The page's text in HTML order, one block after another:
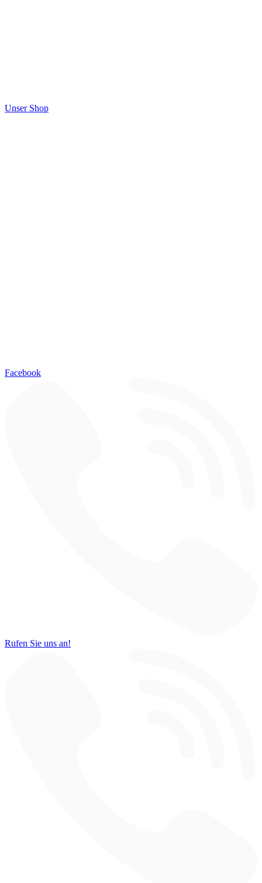
Unser Shop
Facebook
Rufen Sie uns an!